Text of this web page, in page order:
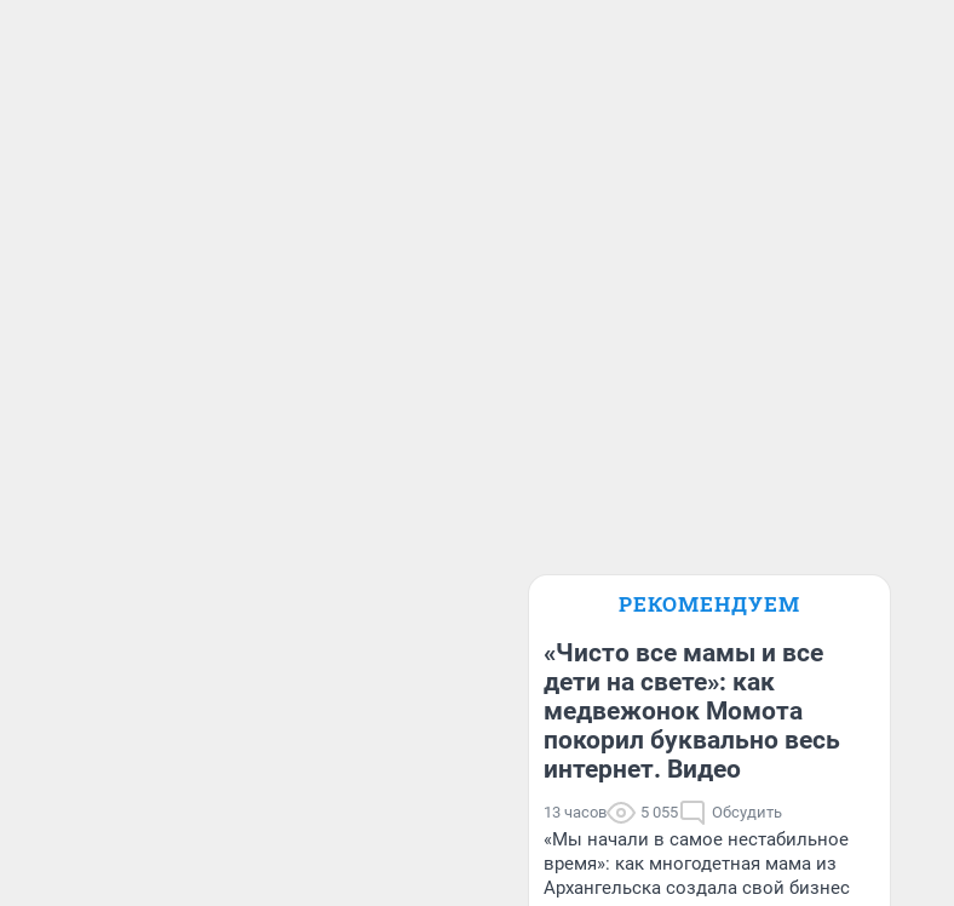
РЕКОМЕНДУЕМ
«Чисто все мамы и все
дети на свете»: как
медвежонок Момота
покорил буквально весь
интернет. Видео
13 часов 5 055 Обсудить
«Мы начали в самое нестабильное
время»: как многодетная мама из
Архангельска создала свой бизнес